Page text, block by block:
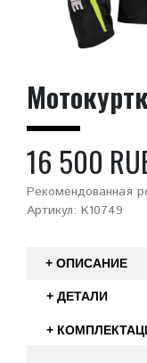
16 500
Рекомендованная
Артикул: K10749
+ ОПИСАНИЕ
+ ДЕТАЛИ
+